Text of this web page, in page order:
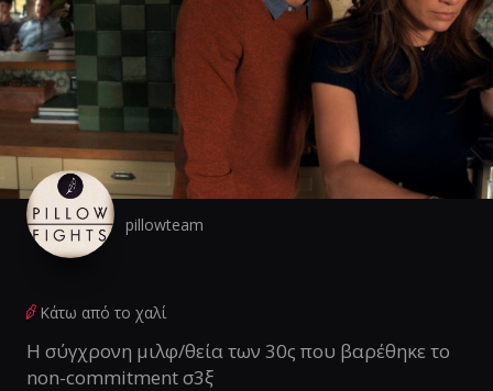
pillowteam
Κάτω από το χαλί
Η σύγχρονη μιλφ/θεία των 30ς που βαρέθηκε το
non-commitment σ3ξ